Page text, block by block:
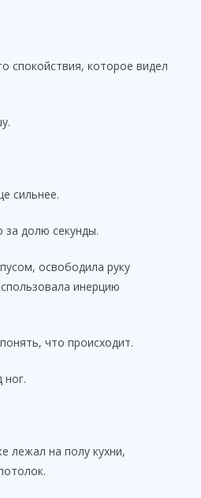
спокойствия, которое видел
сильнее.
долю секунды.
освободила руку
инерцию
что происходит.
ног.
лежал на полу кухни,